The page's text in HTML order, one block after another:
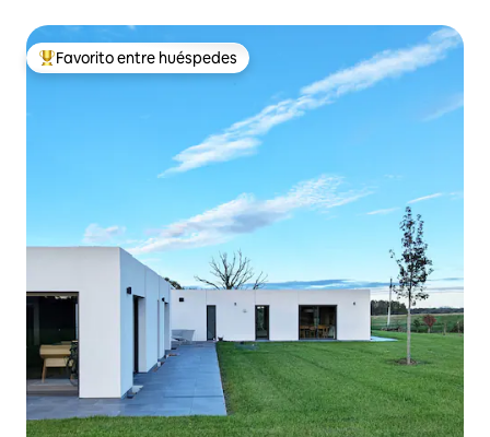
Favorito entre huéspedes preferido
Favorito entre huéspedes